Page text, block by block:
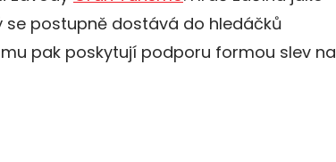
se postupně dostává do hledáčků
pak poskytují podporu formou slev na